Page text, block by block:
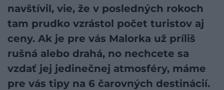
navštívil, vie, že v posledných rokoch
tam prudko vzrástol počet turistov aj
ceny. Ak je pre vás Malorka už príliš
rušná alebo drahá, no nechcete sa
vzdať jej jedinečnej atmosféry, máme
pre vás tipy na 6 čarovných destinácií.